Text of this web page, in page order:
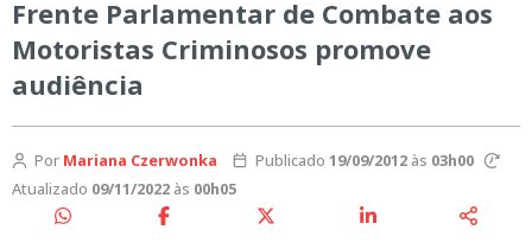
Frente Parlamentar de Combate aos
Motoristas Criminosos promove
audiência
Por Mariana Czerwonka Publicado 19/09/2012às 03h00
Atualizado 09/11/2022 às 00h05